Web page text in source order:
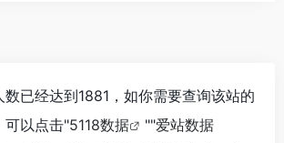
已经达到1881，如你需要查询该站的
可以点击"5118数据 ""爱站数据